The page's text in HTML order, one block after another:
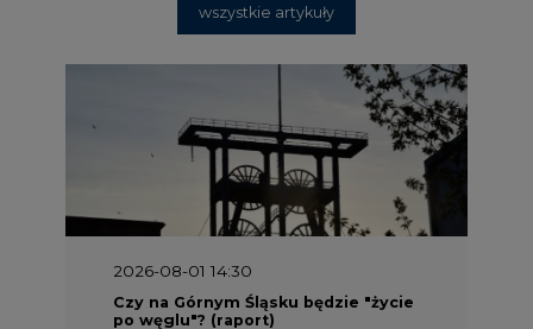
wszystkie artykuły
2026-08-01 14:30
Czy na Górnym Śląsku będzie "życie
po węglu"? (raport)